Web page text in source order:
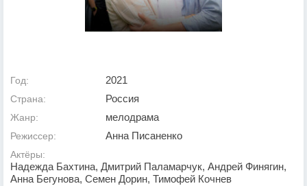
Год: 2021
Страна: Россия
Жанр: мелодрама
Режиссер: Анна Писаненко
Актёры:
Надежда Бахтина, Дмитрий Паламарчук, Андрей Финягин,
Анна Бегунова, Семен Дорин, Тимофей Кочнев